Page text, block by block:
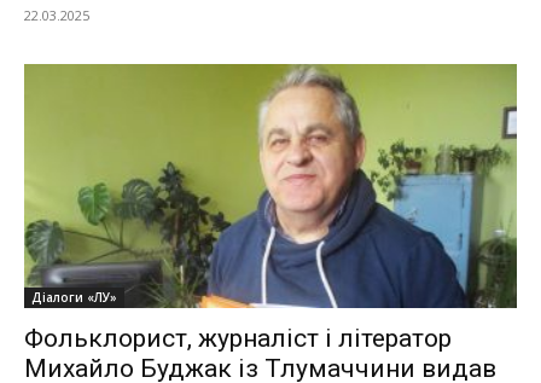
22.03.2025
Діалоги «ЛУ»
Фольклорист, журналіст і літератор
Михайло Буджак із Тлумаччини видав